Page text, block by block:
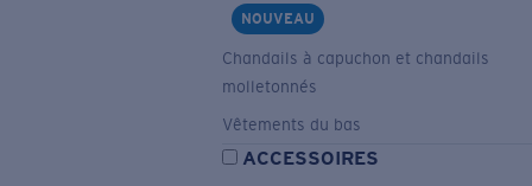
NOUVEAU
Chandails à capuchon et chandails
molletonnés
Vêtements du bas
ACCESSOIRES